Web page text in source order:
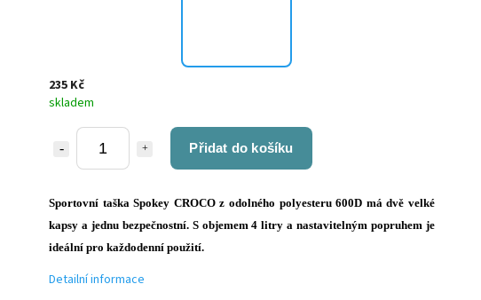
235 Kč
skladem
Přidat do košíku
Sportovní taška Spokey CROCO z odolného polyesteru 600D má dvě velké
kapsy a jednu bezpečnostní. S objemem 4 litry a nastavitelným popruhem je
ideální pro každodenní použití.
Detailní informace